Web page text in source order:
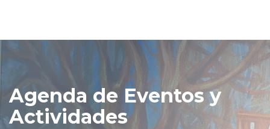
Agenda de Eventos y
Actividades